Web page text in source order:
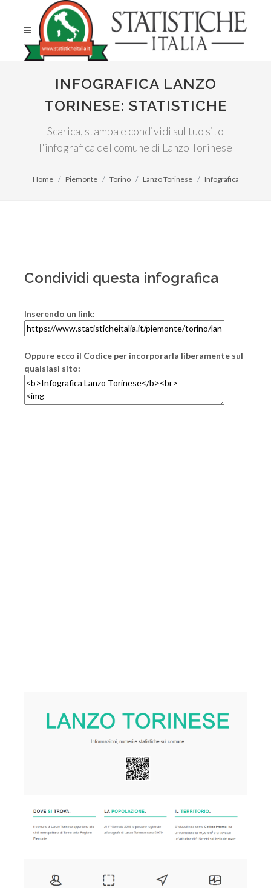
INFOGRAFICA LANZO
TORINESE: STATISTICHE
Scarica, stampa e condividi sul tuo sito
l'infografica del comune di Lanzo Torinese
Home Piemonte Torino Lanzo Torinese Infografica
Condividi questa infografica
Inserendo un link:
Oppure ecco il Codice per incorporarla liberamente sul
qualsiasi sito: